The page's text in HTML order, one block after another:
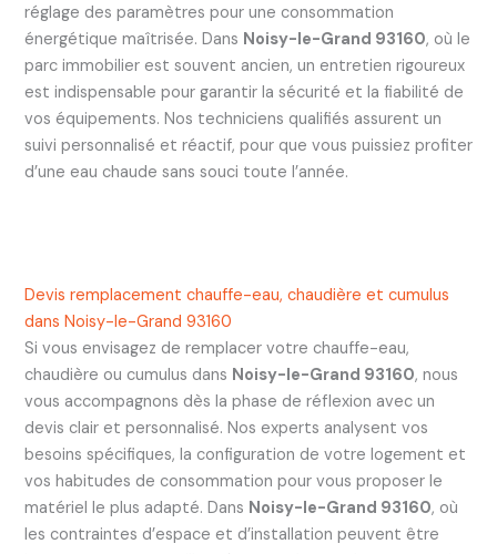
réglage des paramètres pour une consommation
énergétique maîtrisée. Dans Noisy-le-Grand 93160, où le
parc immobilier est souvent ancien, un entretien rigoureux
est indispensable pour garantir la sécurité et la fiabilité de
vos équipements. Nos techniciens qualifiés assurent un
suivi personnalisé et réactif, pour que vous puissiez profiter
d’une eau chaude sans souci toute l’année.
Devis remplacement chauffe-eau, chaudière et cumulus
dans Noisy-le-Grand 93160
Si vous envisagez de remplacer votre chauffe-eau,
chaudière ou cumulus dans Noisy-le-Grand 93160, nous
vous accompagnons dès la phase de réflexion avec un
devis clair et personnalisé. Nos experts analysent vos
besoins spécifiques, la configuration de votre logement et
vos habitudes de consommation pour vous proposer le
matériel le plus adapté. Dans Noisy-le-Grand 93160, où
les contraintes d’espace et d’installation peuvent être